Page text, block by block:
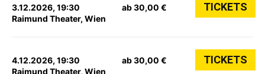
3.12.2026, 19:30
Raimund Theater, Wien
ab 30,00 € TICKETS
4.12.2026, 19:30
Raimund Theater, Wien
ab 30,00 € TICKETS